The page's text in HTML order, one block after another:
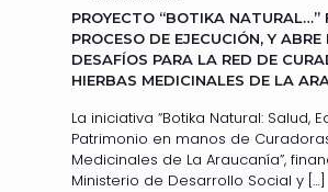
PROYECTO “BOTIKA NATURAL…”
PROCESO DE EJECUCIÓN, Y ABRE
DESAFÍOS PARA LA RED DE
HIERBAS MEDICINALES DE LA
La iniciativa “Botika Natural: Salud,
Patrimonio en manos de
Medicinales de La Araucanía”,
Ministerio de Desarrollo Social y […]